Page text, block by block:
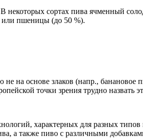
сортах пива ячменный
или пшеницы (до 50 %).
на основе злаков (напр., банановое
точки зрения трудно назвать
характерных для разных типов
а также пиво с различными